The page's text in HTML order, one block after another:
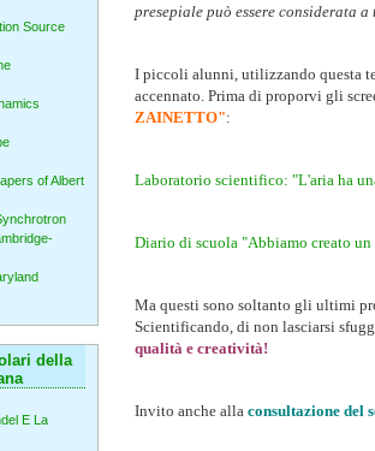
presepiale può essere considerata
I piccoli alunni, utilizzando questa
accennato. Prima di proporvi gli
ZAINETTO":
Laboratorio scientifico: "L'aria ha
Diario di scuola "Abbiamo creato
Ma questi sono soltanto gli ultimi
Scientificando, di non lasciarsi
qualità e creatività!
Invito anche alla consultazione del
Source
of Albert
della
E La